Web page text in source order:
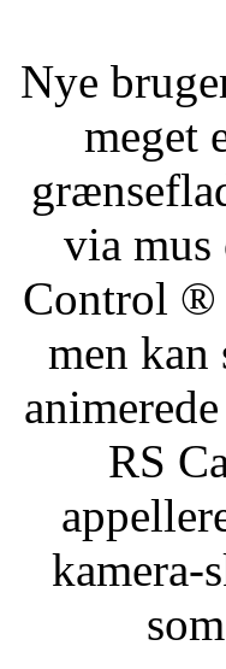
Nye
meget
via mus
Control ®
men kan
RS
kamera-